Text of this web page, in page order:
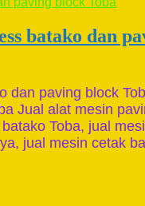
batako dan
dan paving block
Jual alat mesin
Toba, jual
jual mesin cetak